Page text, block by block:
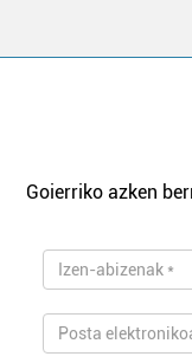
Goierriko azken